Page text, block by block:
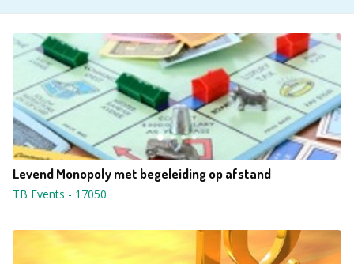
Levend Monopoly met begeleiding op afstand
TB Events - 17050